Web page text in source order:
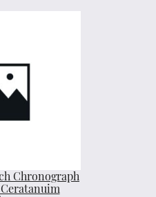
Chronograph
Ceratanuim